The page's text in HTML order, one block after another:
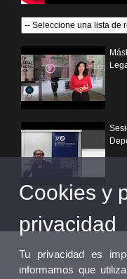
Cookies y
privacidad
Tu privacidad es
informamos que